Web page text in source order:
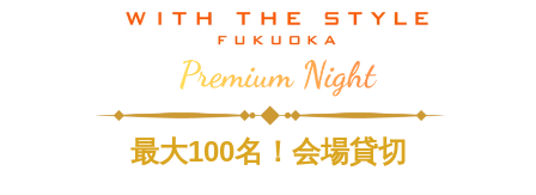
最大100名！会場貸切